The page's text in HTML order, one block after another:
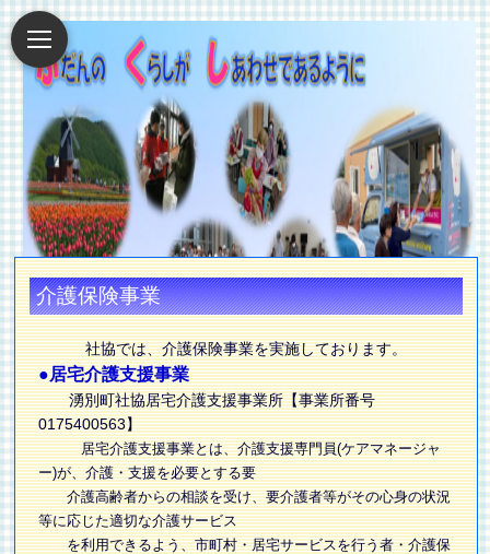
介護保険事業
社協では、介護保険事業を実施しております。
●居宅介護支援事業
湧別町社協居宅介護支援事業所【事業所番号
0175400563】
居宅介護支援事業とは、介護支援専門員(ケアマネージャ
ー)が、介護・支援を必要とする要
介護高齢者からの相談を受け、要介護者等がその心身の状況
等に応じた適切な介護サービス
を利用できるよう、市町村・居宅サービスを行う者・介護保